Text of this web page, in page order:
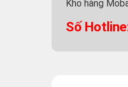
Kho hàng
Số